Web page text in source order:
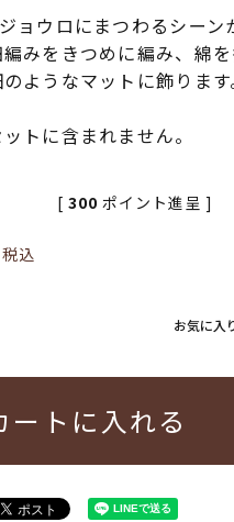
ョウロにまつわるシーン
みをきつめに編み、綿
ようなマットに飾ります
トに含まれません。
税込
[ 300 ポイント進呈 ]
お気に入
ートに入れる